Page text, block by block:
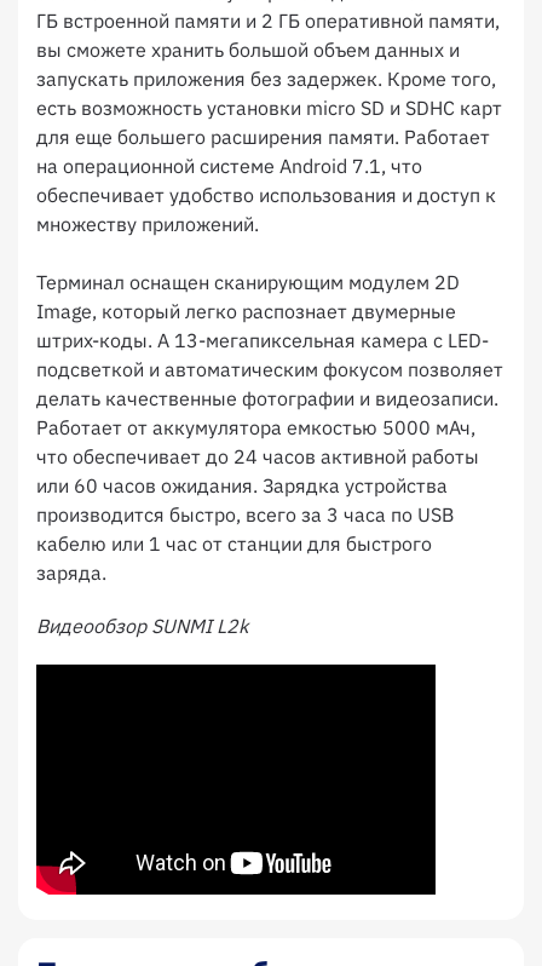
ГБ встроенной памяти и 2 ГБ оперативной памяти,
вы сможете хранить большой объем данных и
запускать приложения без задержек. Кроме того,
есть возможность установки micro SD и SDHC карт
для еще большего расширения памяти. Работает
на операционной системе Android 7.1, что
обеспечивает удобство использования и доступ к
множеству приложений.
Терминал оснащен сканирующим модулем 2D
Image, который легко распознает двумерные
штрих-коды. А 13-мегапиксельная камера с LED-
подсветкой и автоматическим фокусом позволяет
делать качественные фотографии и видеозаписи.
Работает от аккумулятора емкостью 5000 мАч,
что обеспечивает до 24 часов активной работы
или 60 часов ожидания. Зарядка устройства
производится быстро, всего за 3 часа по USB
кабелю или 1 час от станции для быстрого
заряда.
Видеообзор SUNMI L2k